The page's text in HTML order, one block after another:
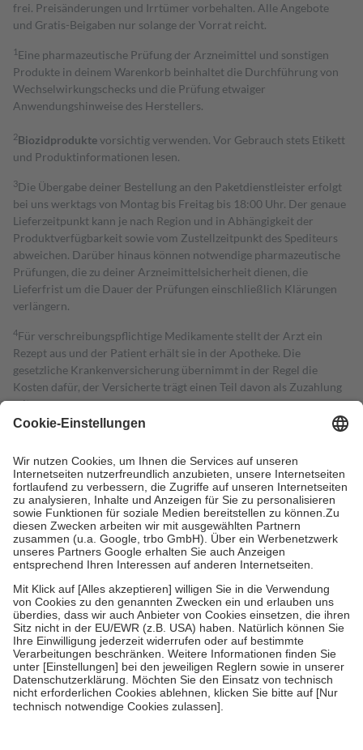
frei. Preisänderungen und Irrtümer vorbehalten. Alle Angebote
und Gratis-Beigaben nur solange der Vorrat reicht.
1 Eine pharmazeutische Prüfung der Arzneimittel und sonstigen
Produkte in deinem Warenkorb beinhaltet die Durchführung von
Wechselwirkungschecks und die Prüfung etwaiger
Anwendungshinweise des Herstellers.
2Biozidproduktevorsichtig verwenden. Vor Gebrauch stets Etikett
und Produktinformationen lesen.
3Die Übergabe deiner Bestellung an den Paketdienstleister erfolgt
bei uns werktags von Montag bis Freitag bis 18:00 Uhr. Der genaue
Lieferzeitpunkt kann je nach Region und in Abhängigkeit der
Produktverfügbarkeit sowie vom Zustellzeitpunkt des Spediteurs
abweichen. Darüber hinaus können notwendige pharmazeutische
Prüfungen, die zu deiner Arzneimittelsicherheit dienen, die
Lieferfrist um die Dauer der Prüfungen einschließlich Klärungen
verlängern.
4Für verschreibungspflichtige Medikamente stellt der Arzt ein
Rezept aus und der Patient erhält sie in der Apotheke. Die
gesetzliche Krankenversicherung übernimmt in der Regel die
Kosten dafür, der Versicherte trägt einen Teil davon als Zuzahlung
mit.
Grundsätzlich leisten Mitglieder Zuzahlungen in Höhe von zehn
höchstens zehn Euro.
Es sind jedoch nie mehr als die tatsächlichen
Kosten der Leistung zu entrichten.
Diese Regeln gelten grundsätzlich auch für Online-Apotheken.
Bei Heilmitteln und häuslicher Krankenpflege beträgt die
Zuzahlung zehn Prozent der Kosten sowie zehn Euro je
Verordnung.
Um das Engagement der Versicherten für ihre eigene Gesundheit zu
stärken und die besondere Stellung der Familie zu unterstützen,
fallenkeine Zuzahlungenan bei:
• Kindern und Jugendlichen bis zum vollendeten 18. Lebensjahr
mit Ausnahme der Fahrkosten
• Untersuchungen zur Vorsorge und Früherkennung, die von der
GKV getragen werden
• empfohlenen Schutzimpfungen
• Harn- und Blutteststreifen